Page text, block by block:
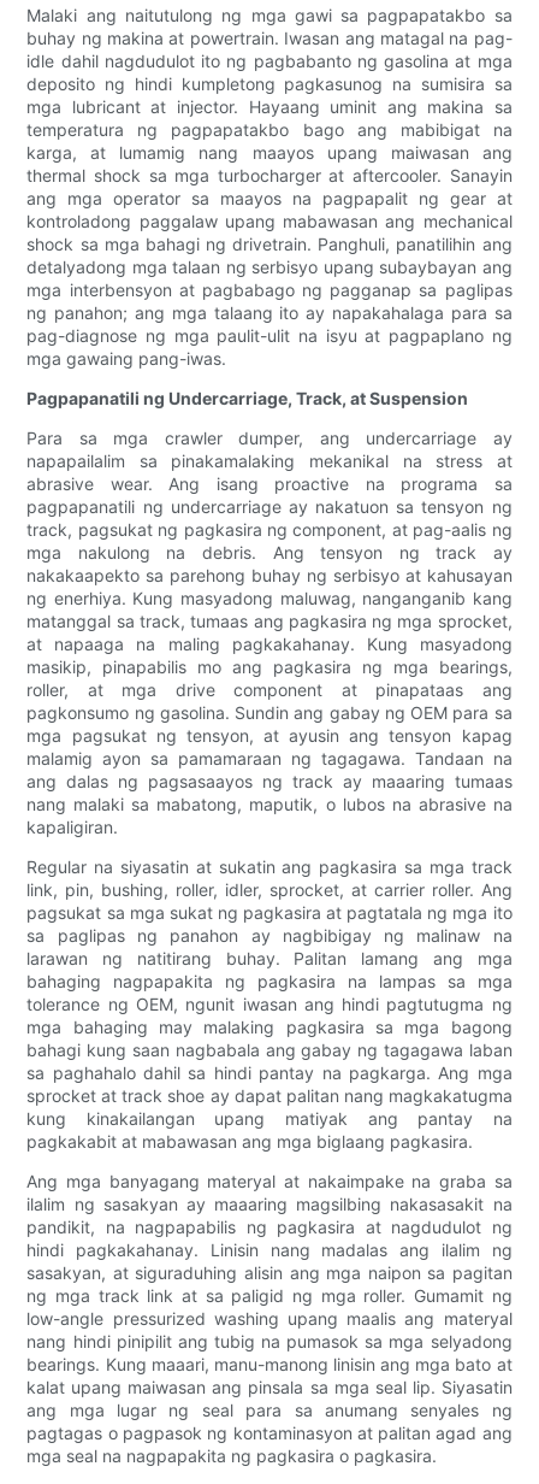
Malaki ang naitutulong ng mga gawi sa pagpapatakbo sa
buhay ng makina at powertrain. Iwasan ang matagal na pag-
idle dahil nagdudulot ito ng pagbabanto ng gasolina at mga
deposito ng hindi kumpletong pagkasunog na sumisira sa
mga lubricant at injector. Hayaang uminit ang makina sa
temperatura ng pagpapatakbo bago ang mabibigat na
karga, at lumamig nang maayos upang maiwasan ang
thermal shock sa mga turbocharger at aftercooler. Sanayin
ang mga operator sa maayos na pagpapalit ng gear at
kontroladong paggalaw upang mabawasan ang mechanical
shock sa mga bahagi ng drivetrain. Panghuli, panatilihin ang
detalyadong mga talaan ng serbisyo upang subaybayan ang
mga interbensyon at pagbabago ng pagganap sa paglipas
ng panahon; ang mga talaang ito ay napakahalaga para sa
pag-diagnose ng mga paulit-ulit na isyu at pagpaplano ng
mga gawaing pang-iwas.
Pagpapanatili ng Undercarriage, Track, at Suspension
Para sa mga crawler dumper, ang undercarriage ay
napapailalim sa pinakamalaking mekanikal na stress at
abrasive wear. Ang isang proactive na programa sa
pagpapanatili ng undercarriage ay nakatuon sa tensyon ng
track, pagsukat ng pagkasira ng component, at pag-aalis ng
mga nakulong na debris. Ang tensyon ng track ay
nakakaapekto sa parehong buhay ng serbisyo at kahusayan
ng enerhiya. Kung masyadong maluwag, nanganganib kang
matanggal sa track, tumaas ang pagkasira ng mga sprocket,
at napaaga na maling pagkakahanay. Kung masyadong
masikip, pinapabilis mo ang pagkasira ng mga bearings,
roller, at mga drive component at pinapataas ang
pagkonsumo ng gasolina. Sundin ang gabay ng OEM para sa
mga pagsukat ng tensyon, at ayusin ang tensyon kapag
malamig ayon sa pamamaraan ng tagagawa. Tandaan na
ang dalas ng pagsasaayos ng track ay maaaring tumaas
nang malaki sa mabatong, maputik, o lubos na abrasive na
kapaligiran.
Regular na siyasatin at sukatin ang pagkasira sa mga track
link, pin, bushing, roller, idler, sprocket, at carrier roller. Ang
pagsukat sa mga sukat ng pagkasira at pagtatala ng mga ito
sa paglipas ng panahon ay nagbibigay ng malinaw na
larawan ng natitirang buhay. Palitan lamang ang mga
bahaging nagpapakita ng pagkasira na lampas sa mga
tolerance ng OEM, ngunit iwasan ang hindi pagtutugma ng
mga bahaging may malaking pagkasira sa mga bagong
bahagi kung saan nagbabala ang gabay ng tagagawa laban
sa paghahalo dahil sa hindi pantay na pagkarga. Ang mga
sprocket at track shoe ay dapat palitan nang magkakatugma
kung kinakailangan upang matiyak ang pantay na
pagkakabit at mabawasan ang mga biglaang pagkasira.
Ang mga banyagang materyal at nakaimpake na graba sa
ilalim ng sasakyan ay maaaring magsilbing nakasasakit na
pandikit, na nagpapabilis ng pagkasira at nagdudulot ng
hindi pagkakahanay. Linisin nang madalas ang ilalim ng
sasakyan, at siguraduhing alisin ang mga naipon sa pagitan
ng mga track link at sa paligid ng mga roller. Gumamit ng
low-angle pressurized washing upang maalis ang materyal
nang hindi pinipilit ang tubig na pumasok sa mga selyadong
bearings. Kung maaari, manu-manong linisin ang mga bato at
kalat upang maiwasan ang pinsala sa mga seal lip. Siyasatin
ang mga lugar ng seal para sa anumang senyales ng
pagtagas o pagpasok ng kontaminasyon at palitan agad ang
mga seal na nagpapakita ng pagkasira o pagkasira.